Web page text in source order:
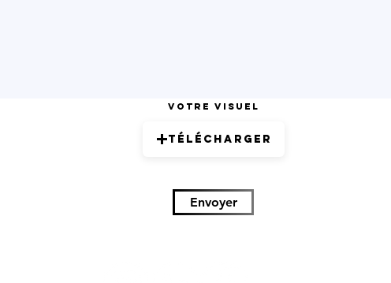
Votre visuel
Télécharger
Envoyer